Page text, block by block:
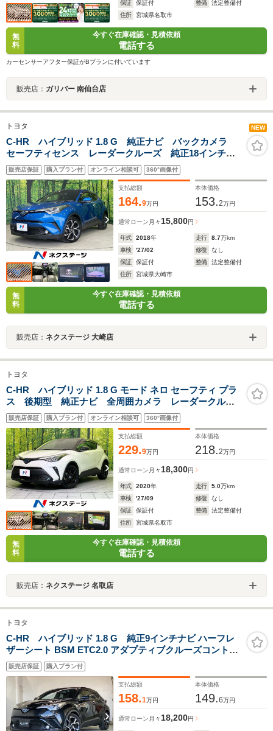
保証 保証付 整備
法定整備付
住所
宮城県名取市
無
料
今すぐ在庫確認・見積依頼
電話する
カーセンサーアフター保証がBプランに付いています
販売店： ガリバー 南仙台店
トヨタ NEW
C-HR ハイブリッド 1.8 G 純正ナビ バックカメラ
セーフティセンス レーダークルーズ 純正18インチア
ルミ ブラインドスポットモニター AC100V シートヒ
ーター コーナーセンサー スマートキー LEDヘッ
ド ETC
販売店保証 購入プラン付 オンライン相談可 360°画像付
支払総額
164.9万円
本体価格
153.2万円
通常ローン 月々15,800円
年式 2018年 走行 8.7万km
車検
'27/02 修復
なし
保証
保証付 整備
法定整備付
住所
宮城県大崎市
無
料
今すぐ在庫確認・見積依頼
電話する
販売店： ネクステージ 大崎店
トヨタ
C-HR ハイブリッド 1.8 G モード ネロ セーフティ プラ
ス 後期型 純正ナビ 全周囲カメラ レーダークルー
ズ ブラインドスポットモニター 衝突軽減 コーナー
センサー LEDヘッド 純正18インチアルミ ETC フ
ルセグ オートエアコン オートハイビーム
販売店保証 購入プラン付 オンライン相談可 360°画像付
支払総額
229.9万円
本体価格
218.2万円
通常ローン 月々18,300円
年式 2020年 走行 5.0万km
車検
'27/09 修復
なし
保証
保証付 整備
法定整備付
住所
宮城県名取市
無
料
今すぐ在庫確認・見積依頼
電話する
販売店： ネクステージ 名取店
トヨタ
C-HR ハイブリッド 1.8 G 純正9インチナビ ハーフレ
ザーシート BSM ETC2.0 アダプティブクルーズコントロ
ール シートヒーター フルセグTV バックモニター ドラ
レコ 障害物センサー リアスポイラー SRSエアバッグ 横
滑り防止 フォグランプ
販売店保証 購入プラン付
支払総額
158.1万円
本体価格
149.6万円
通常ローン 月々 18,200円